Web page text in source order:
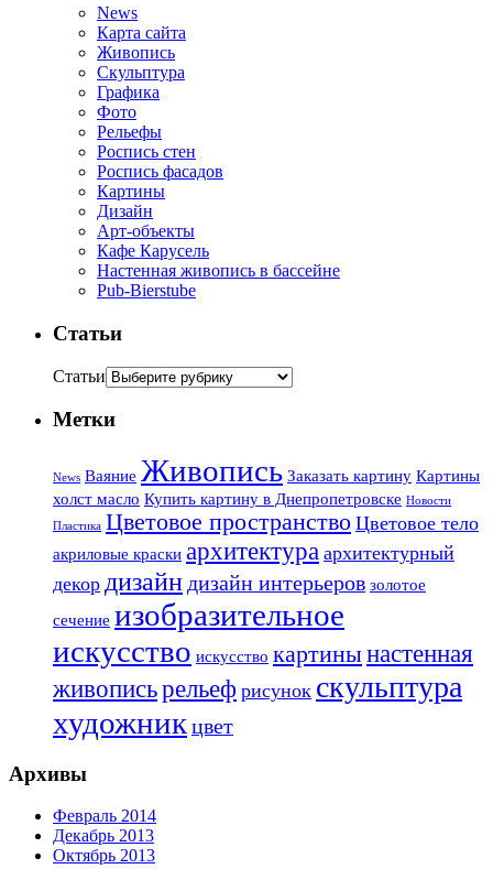
News
Карта сайта
Живопись
Скульптура
Графика
Фото
Рельефы
Роспись стен
Роспись фасадов
Картины
Дизайн
Арт-объекты
Кафе Карусель
Настенная живопись в бассейне
Pub-Bierstube
Статьи
Статьи
Метки
News Ваяние Живопись Заказать картину Картины
холст масло Купить картину в Днепропетровске Новости
Пластика Цветовое пространство Цветовое тело
акриловые краски архитектура архитектурный
декор дизайн дизайн интерьеров золотое
сечение изобразительное
искусство искусство картинынастенная
живописьрельеф рисунок скульптура
художникцвет
Архивы
Февраль 2014
Декабрь 2013
Октябрь 2013